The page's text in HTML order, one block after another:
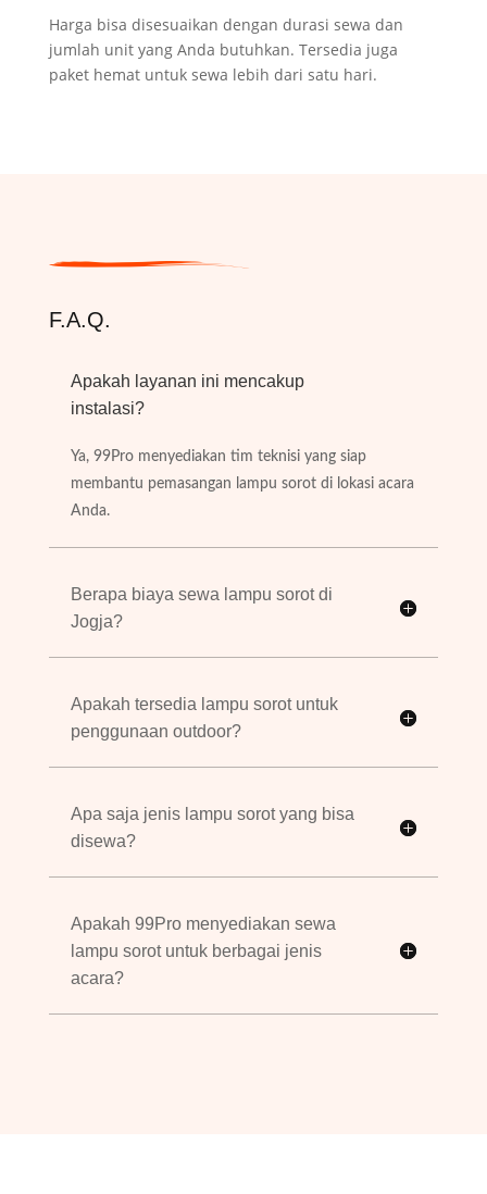
Harga bisa disesuaikan dengan durasi sewa dan
jumlah unit yang Anda butuhkan. Tersedia juga
paket hemat untuk sewa lebih dari satu hari.
F.A.Q.
Apakah layanan ini mencakup
instalasi?
Ya, 99Pro menyediakan tim teknisi yang siap
membantu pemasangan lampu sorot di lokasi acara
Anda.
Berapa biaya sewa lampu sorot di
Jogja?
Apakah tersedia lampu sorot untuk
penggunaan outdoor?
Apa saja jenis lampu sorot yang bisa
disewa?
Apakah 99Pro menyediakan sewa
lampu sorot untuk berbagai jenis
acara?